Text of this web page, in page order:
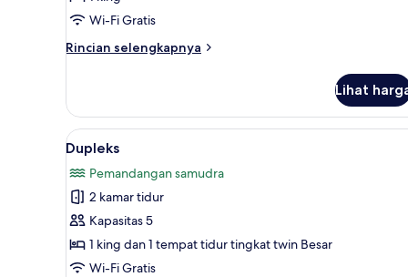
Deluks
Wi-Fi Gratis
Rincian selengkapnya
Rincian
Kamar
Double
Deluks
Lihat
Lihat
semua
foto
untuk
Dupleks
Dupleks | Ruang kerja ramah
5
Dupleks
Pemandangan samudra
2 kamar tidur
Kapasitas 5
1 king dan 1 tempat tidur tingkat twin Besar
Wi-Fi Gratis